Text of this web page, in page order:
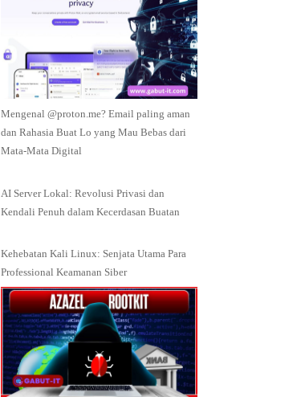
Mengenal @proton.me? Email paling aman
dan Rahasia Buat Lo yang Mau Bebas dari
Mata-Mata Digital
AI Server Lokal: Revolusi Privasi dan
Kendali Penuh dalam Kecerdasan Buatan
Kehebatan Kali Linux: Senjata Utama Para
Professional Keamanan Siber